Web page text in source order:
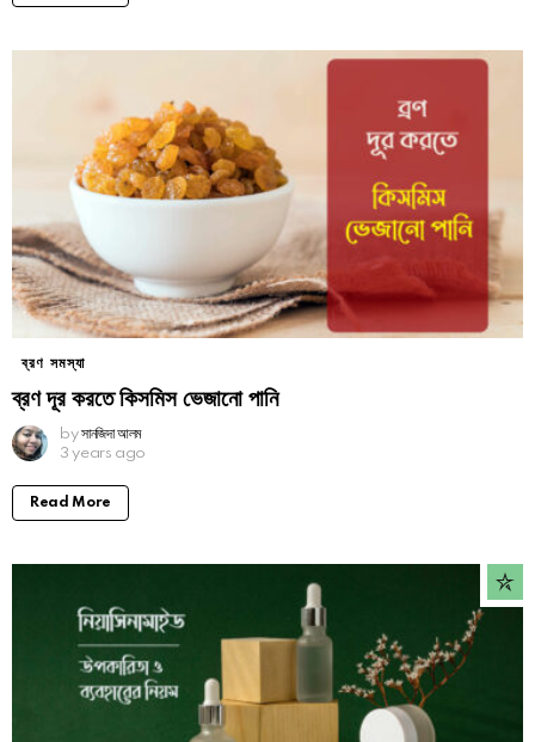
ব্রণ সমস্যা
ব্রণ দূর করতে কিসমিস ভেজানো পানি
by সানজিদা আলম
3 years ago
Read More